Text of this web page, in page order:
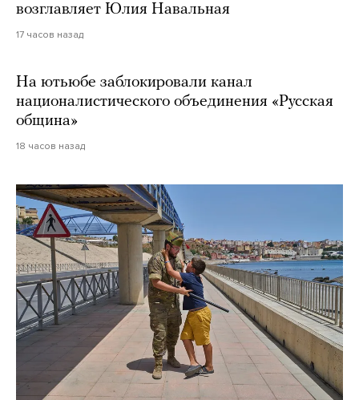
возглавляет Юлия Навальная
17 часов назад
На ютьюбе заблокировали канал
националистического объединения «Русская
община»
18 часов назад